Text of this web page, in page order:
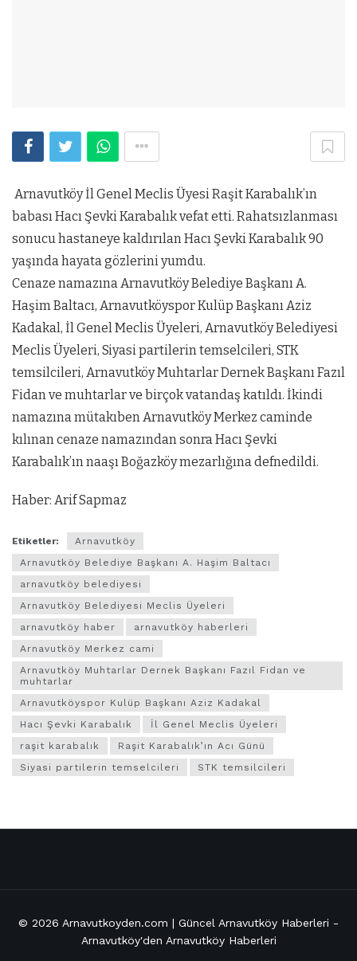
Arnavutköy İl Genel Meclis Üyesi Raşit Karabalık’ın
babası Hacı Şevki Karabalık vefat etti. Rahatsızlanması
sonucu hastaneye kaldırılan Hacı Şevki Karabalık 90
yaşında hayata gözlerini yumdu.
Cenaze namazına Arnavutköy Belediye Başkanı A.
Haşim Baltacı, Arnavutköyspor Kulüp Başkanı Aziz
Kadakal, İl Genel Meclis Üyeleri, Arnavutköy Belediyesi
Meclis Üyeleri, Siyasi partilerin temselcileri, STK
temsilcileri, Arnavutköy Muhtarlar Dernek Başkanı Fazıl
Fidan ve muhtarlar ve birçok vatandaş katıldı. İkindi
namazına mütakıben Arnavutköy Merkez caminde
kılınan cenaze namazından sonra Hacı Şevki
Karabalık’ın naaşı Boğazköy mezarlığına defnedildi.
Haber: Arif Sapmaz
Etiketler:
Arnavutköy
Arnavutköy Belediye Başkanı A. Haşim Baltacı
arnavutköy belediyesi
Arnavutköy Belediyesi Meclis Üyeleri
arnavutköy haber
arnavutköy haberleri
Arnavutköy Merkez cami
Arnavutköy Muhtarlar Dernek Başkanı Fazıl Fidan ve
muhtarlar
Arnavutköyspor Kulüp Başkanı Aziz Kadakal
Hacı Şevki Karabalık
İl Genel Meclis Üyeleri
raşit karabalık
Raşit Karabalık’ın Acı Günü
Siyasi partilerin temselcileri
STK temsilcileri
© 2026 Arnavutkoyden.com | Güncel Arnavutköy Haberleri -
Arnavutköy'den Arnavutköy Haberleri